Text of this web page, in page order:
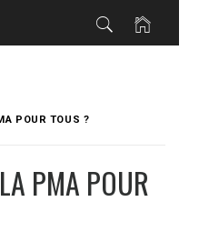
POUR TOUS ?
PMA POUR